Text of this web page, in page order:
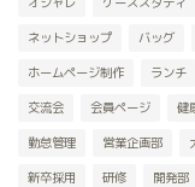
ネットショップ バッグ
ホームページ制作 ランチ
交流会 会員ページ 健
勤怠管理 営業企画部
新卒採用 研修 開発部